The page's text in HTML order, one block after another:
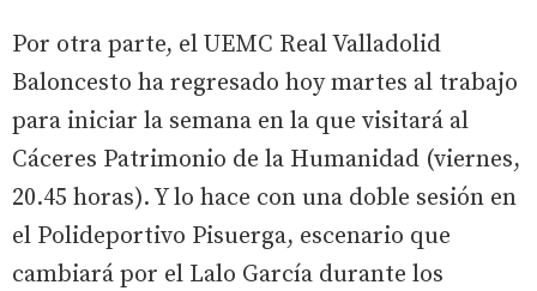
Por otra parte, el UEMC Real Valladolid
Baloncesto ha regresado hoy martes al trabajo
para iniciar la semana en la que visitará al
Cáceres Patrimonio de la Humanidad (viernes,
20.45 horas). Y lo hace con una doble sesión en
el Polideportivo Pisuerga, escenario que
cambiará por el Lalo García durante los